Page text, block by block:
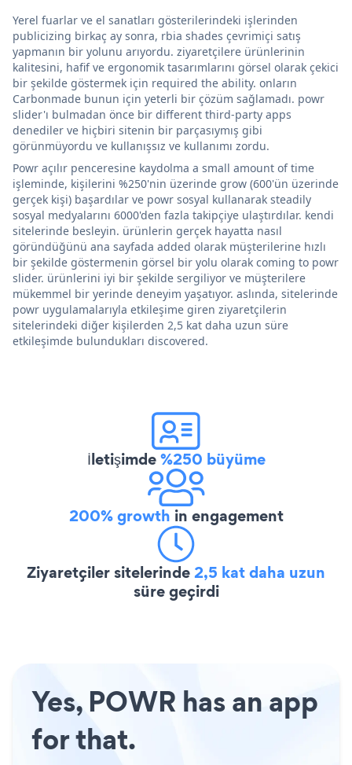
Yerel fuarlar ve el sanatları gösterilerindeki işlerinden
publicizing birkaç ay sonra, rbia shades çevrimiçi satış
yapmanın bir yolunu arıyordu. ziyaretçilere ürünlerinin
kalitesini, hafif ve ergonomik tasarımlarını görsel olarak çekici
bir şekilde göstermek için required the ability. onların
Carbonmade bunun için yeterli bir çözüm sağlamadı. powr
slider'ı bulmadan önce bir different third-party apps
denediler ve hiçbiri sitenin bir parçasıymış gibi
görünmüyordu ve kullanışsız ve kullanımı zordu.
Powr açılır penceresine kaydolma a small amount of time
işleminde, kişilerini %250'nin üzerinde grow (600'ün üzerinde
gerçek kişi) başardılar ve powr sosyal kullanarak steadily
sosyal medyalarını 6000'den fazla takipçiye ulaştırdılar. kendi
sitelerinde besleyin. ürünlerin gerçek hayatta nasıl
göründüğünü ana sayfada added olarak müşterilerine hızlı
bir şekilde göstermenin görsel bir yolu olarak coming to powr
slider. ürünlerini iyi bir şekilde sergiliyor ve müşterilere
mükemmel bir yerinde deneyim yaşatıyor. aslında, sitelerinde
powr uygulamalarıyla etkileşime giren ziyaretçilerin
sitelerindeki diğer kişilerden 2,5 kat daha uzun süre
etkileşimde bulundukları discovered.
İletişimde%250 büyüme
200% growth in engagement
Ziyaretçiler sitelerinde2,5 kat daha uzun
süre geçirdi
Yes, POWR has an app
for that.